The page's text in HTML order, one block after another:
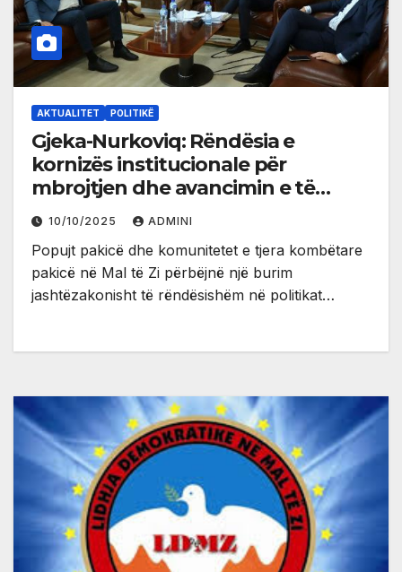
AKTUALITET POLITIKË
Gjeka-Nurkoviq: Rëndësia e
kornizës institucionale për
mbrojtjen dhe avancimin e të
drejtave të pakicave
10/10/2025 ADMINI
Popujt pakicë dhe komunitetet e tjera kombëtare
pakicë në Mal të Zi përbëjnë një burim
jashtëzakonisht të rëndësishëm në politikat…